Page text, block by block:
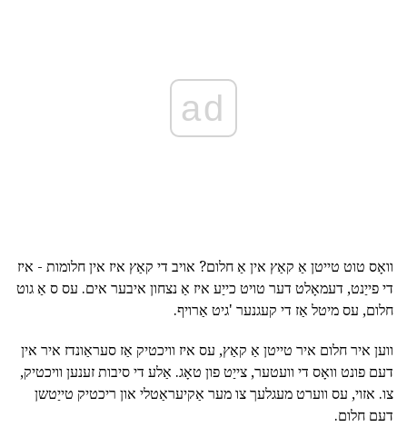
ad
וואָס טוט טייטן אַ קאַץ אין אַ חלום? אויב די קאַץ איז אין חלומות - איז
די פייַנט, דעמאָלט דער טויט כייַע איז אַ נצחון איבער אים. עס ס אַ גוט
חלום, עס מיטל אַז די קעגנער 'גיט אַרויף.
ווען איר חלום איר טייטן אַ קאַץ, עס איז וויכטיק אַז סעראַונדז איר אין
דעם פונט וואָס די וועטער, צייַט פון טאָג. אַלע די סיבות זענען וויכטיק,
צו. אזוי, עס ווערט מעגלעך צו מער אַקיעראַטלי און ריכטיק טייַטשן
דעם חלום.